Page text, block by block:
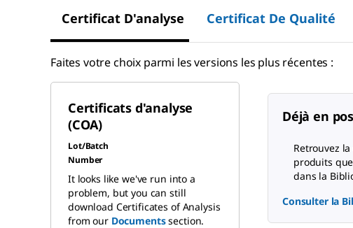
Certificat D'analyse Certificat De Qualité
Faites votre choix parmi les versions les plus récentes :
Certificats d'analyse
(COA)
Lot/Batch
Number
It looks like we've run into a
problem, but you can still
download Certificates of Analysis
from our Documentssection.
Déjà en
Retrouvez
produits
dans la
Consulter la